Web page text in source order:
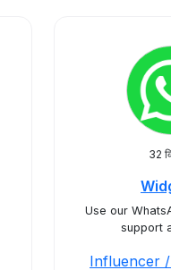
32
Use our
support
Influencer